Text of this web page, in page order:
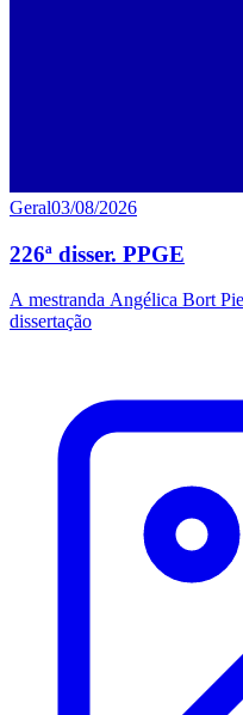
Geral03/08/2026
226ª disser. PPGE
A mestranda Angélica Bort
dissertação